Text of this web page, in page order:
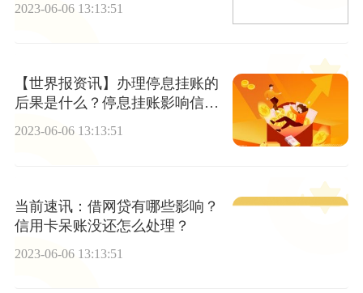
2023-06-06 13:13:51
【世界报资讯】办理停息挂账的
后果是什么？停息挂账影响信用
多久？
2023-06-06 13:13:51
当前速讯：借网贷有哪些影响？
信用卡呆账没还怎么处理？
2023-06-06 13:13:51